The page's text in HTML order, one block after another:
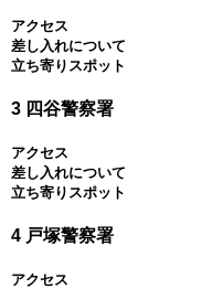
アクセス
差し入れについて
立ち寄りスポット
3 四谷警察署
アクセス
差し入れについて
立ち寄りスポット
4 戸塚警察署
アクセス